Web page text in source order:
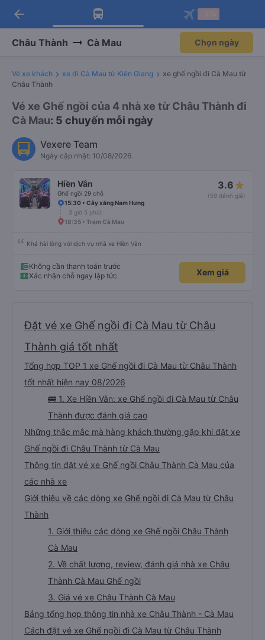
Tải app Vexere ngay!
Nhận ưu đãi thành viên độc
Mở app
Tải app Vexere
-30k/ghế khi đặt vé máy bay qua
Mở app
arrow_back
Châu Thành Cà Mau Chọn ngày
Vé xe khách xe đi Cà Mau từ Kiên Giang
xe ghế ngồi đi Cà Mau từ
Châu Thành
Vé xe Ghế ngồi của 4 nhà xe từ Châu Thành đi
Cà Mau: 5 chuyến mỗi ngày
Vexere Team
Ngày cập nhật: 10/08/2026
Hiền Vân
Ghế ngồi 29 chỗ
3.6
(59 đánh giá)
15:30 • Cây xăng Nam Hưng
3 giờ 5 phút
18:35 • Trạm Cà Mau
Khá hài lòng với dịch vụ nhà xe Hiền Vân
Không cần thanh toán trước
Xác nhận chỗ ngay lập tức
Xem giá
Đặt vé xe Ghế ngồi đi Cà Mau từ Châu
Thành giá tốt nhất
Tổng hợp TOP 1 xe Ghế ngồi đi Cà Mau từ Châu Thành
tốt nhất hiện nay 08/2026
🚌 1. Xe Hiền Vân: xe Ghế ngồi đi Cà Mau từ Châu
Thành được đánh giá cao
Những thắc mắc mà hàng khách thường gặp khi đặt xe
Ghế ngồi đi Châu Thành từ Cà Mau
Thông tin đặt vé xe Ghế ngồi Châu Thành Cà Mau của
các nhà xe
Giới thiệu về các dòng xe Ghế ngồi đi Cà Mau từ Châu
Thành
1. Giới thiệu các dòng xe Ghế ngồi Châu Thành
Cà Mau
2. Về chất lượng, review, đánh giá nhà xe Châu
Thành Cà Mau Ghế ngồi
3. Giá vé xe Châu Thành Cà Mau
Bảng tổng hợp thông tin nhà xe Châu Thành - Cà Mau
Cách đặt vé xe Ghế ngồi đi Cà Mau từ Châu Thành